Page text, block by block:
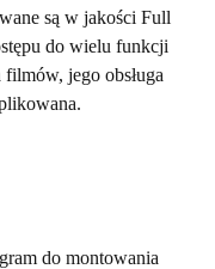
są w jakości Full
do wielu funkcji
jego obsługa
do montowania